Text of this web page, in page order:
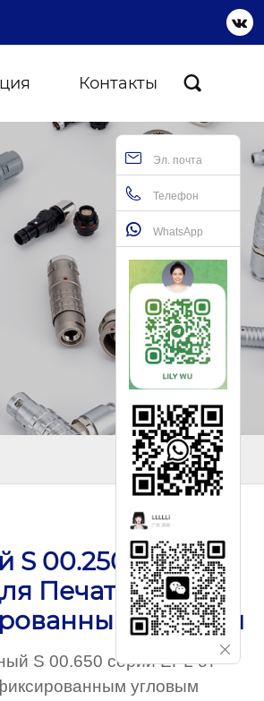

Контакты 
Эл. почта
Телефон
WhatsApp
S 00.250 Серии
Печатной
Угловой
S 00.650 серии EPL от
угловым